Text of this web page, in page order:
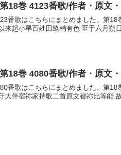
18巻 4123番歌/作者・原文
番歌はこちらにまとめました。第
来起小旱百姓田畝稍有色 至于六月朔
18巻 4080番歌/作者・原文
番歌はこちらにまとめました。第
大伴宿祢家持歌二首原文都祢比等能